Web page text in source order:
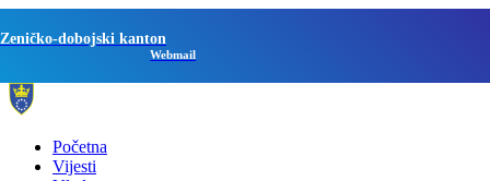
Zeničko-dobojski kanton
Webmail
Početna
Vijesti